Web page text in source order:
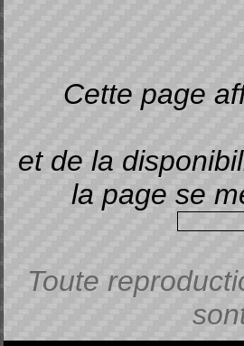
Cette page
et de la
la page se
Toute